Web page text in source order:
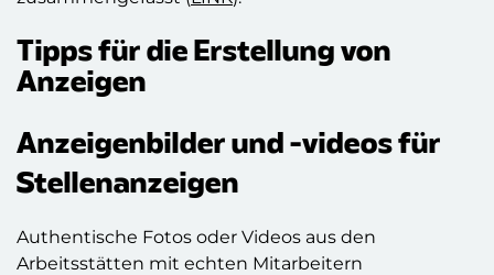
Tipps für die Erstellung von
Anzeigen
Anzeigenbilder und -videos für
Stellenanzeigen
Authentische Fotos oder Videos aus den
Arbeitsstätten mit echten Mitarbeitern